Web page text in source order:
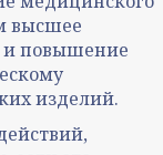
высшее
и повышение
изделий.